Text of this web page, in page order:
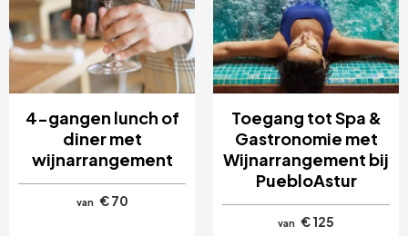
4-gangen lunch of
diner met
wijnarrangement
van € 70
Toegang tot Spa &
Gastronomie met
Wijnarrangement bij
PuebloAstur
van
€ 125